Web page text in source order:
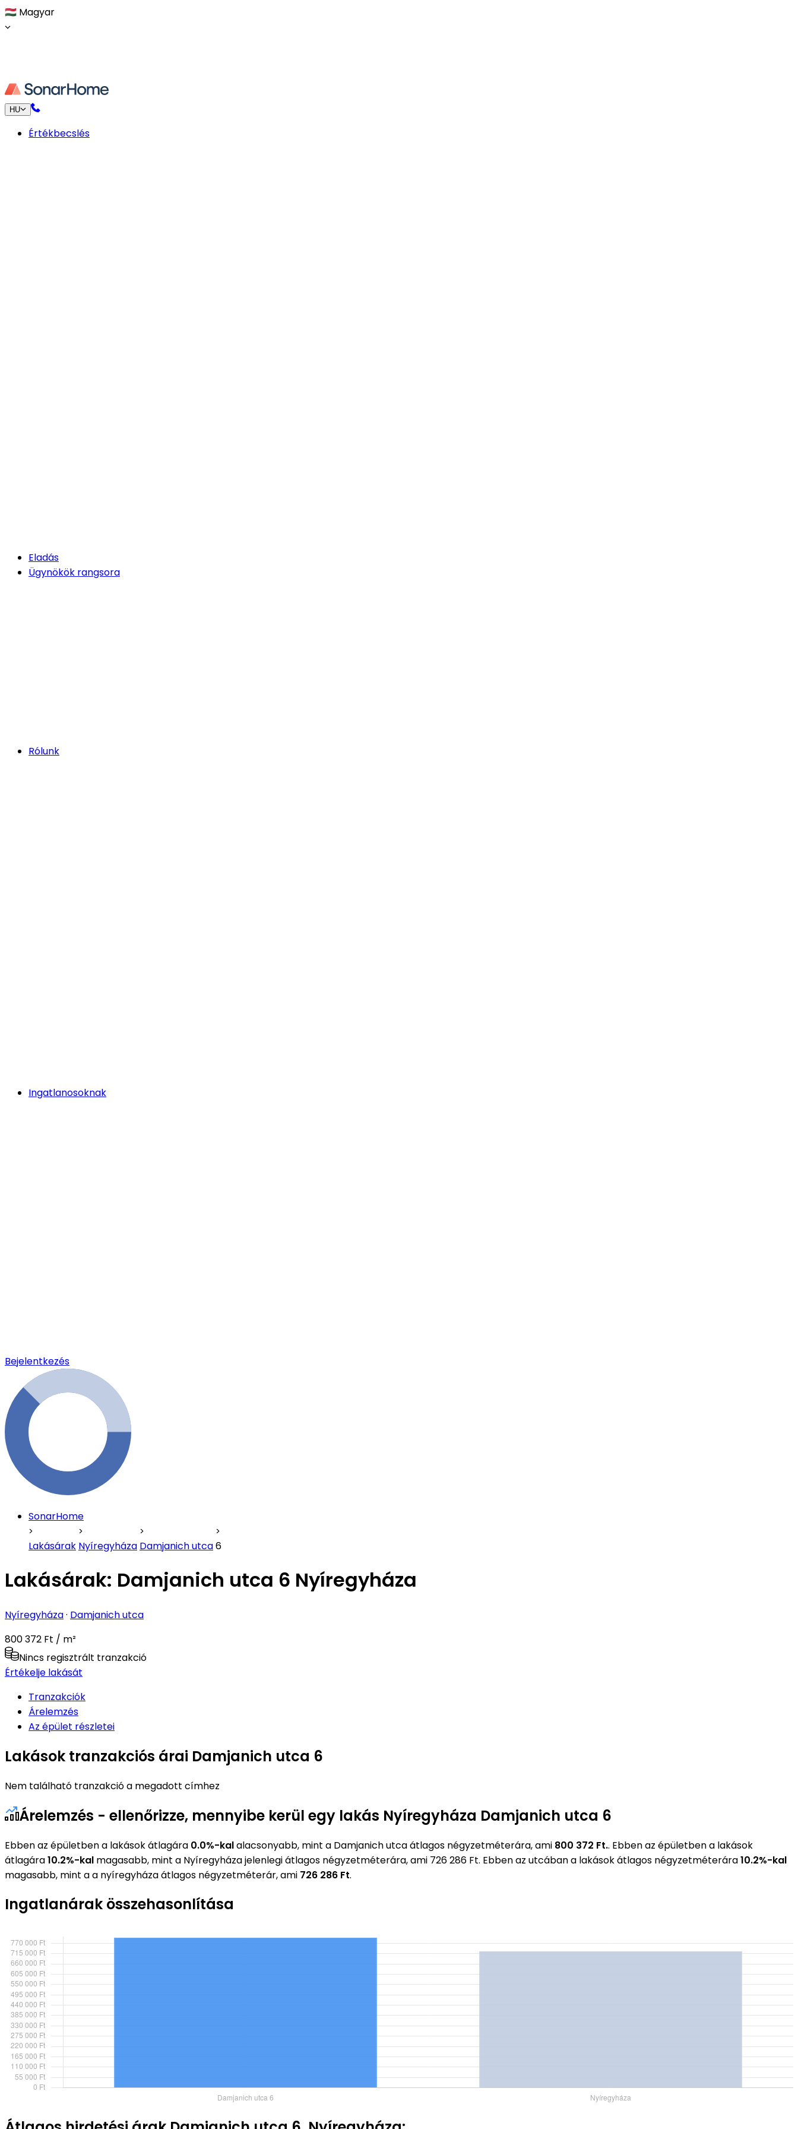
🇭🇺 Magyar
HU
Értékbecslés
Eladás
Ügynökök rangsora
Rólunk
Ingatlanosoknak
Bejelentkezés
SonarHome
Lakásárak Nyíregyháza Damjanich utca6
Lakásárak: Damjanich utca 6 Nyíregyháza
Nyíregyháza· Damjanich utca
800 372 Ft / m²
Nincs regisztrált tranzakció
Értékelje lakását
Tranzakciók
Árelemzés
Az épület részletei
Lakások tranzakciós árai Damjanich utca 6
Nem található tranzakció a megadott címhez
Árelemzés - ellenőrizze, mennyibe kerül egy lakás Nyíregyháza Damjanich utca 6
Ebben az épületben a lakások átlagára 0.0%-kalalacsonyabb, mint a Damjanich utca átlagos négyzetméterára, ami 800 372 Ft.. Ebben az épületben a lakások
átlagára10.2%-kal magasabb, mint a Nyíregyháza jelenlegi átlagos négyzetméterára, ami 726 286 Ft. Ebben az utcában a lakások átlagos négyzetméterára10.2%-kal
magasabb, mint a a nyíregyháza átlagos négyzetméterár, ami 726 286 Ft.
Ingatlanárak összehasonlítása